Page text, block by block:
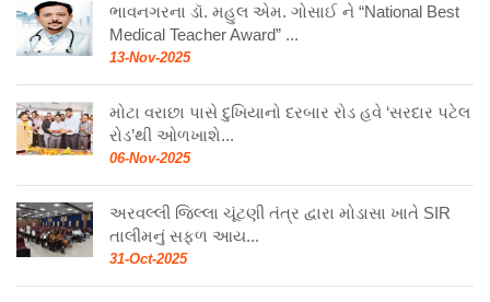
ભાવનગરના ડૉ. મહુલ એમ. ગોસાઈ ને “National Best
Medical Teacher Award” ...
13-Nov-2025
મોટા વરાછા પાસે દુખિયાનો દરબાર રોડ હવે ‘સરદાર પટેલ
રોડ’થી ઓળખાશે...
06-Nov-2025
અરવલ્લી જિલ્લા ચૂંટણી તંત્ર દ્વારા મોડાસા ખાતે SIR
તાલીમનું સફળ આય...
31-Oct-2025